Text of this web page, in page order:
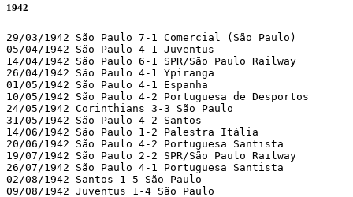
1942
29/03/1942 São Paulo 7-1 Comercial (São Paulo)
05/04/1942 São Paulo 4-1 Juventus
14/04/1942 São Paulo 6-1 SPR/São Paulo Railway
26/04/1942 São Paulo 4-1 Ypiranga
01/05/1942 São Paulo 4-1 Espanha
10/05/1942 São Paulo 4-2 Portuguesa de Desportos
24/05/1942 Corinthians 3-3 São Paulo
31/05/1942 São Paulo 4-2 Santos
14/06/1942 São Paulo 1-2 Palestra Itália
20/06/1942 São Paulo 4-2 Portuguesa Santista
19/07/1942 São Paulo 2-2 SPR/São Paulo Railway
26/07/1942 São Paulo 4-1 Portuguesa Santista
02/08/1942 Santos 1-5 São Paulo
09/08/1942 Juventus 1-4 São Paulo